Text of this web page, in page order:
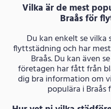
Vilka är de mest
Braås för
Du kan enkelt se
flyttstädning och har
Braås. Du kan även
företagen har fått från
dig bra information om
populära i